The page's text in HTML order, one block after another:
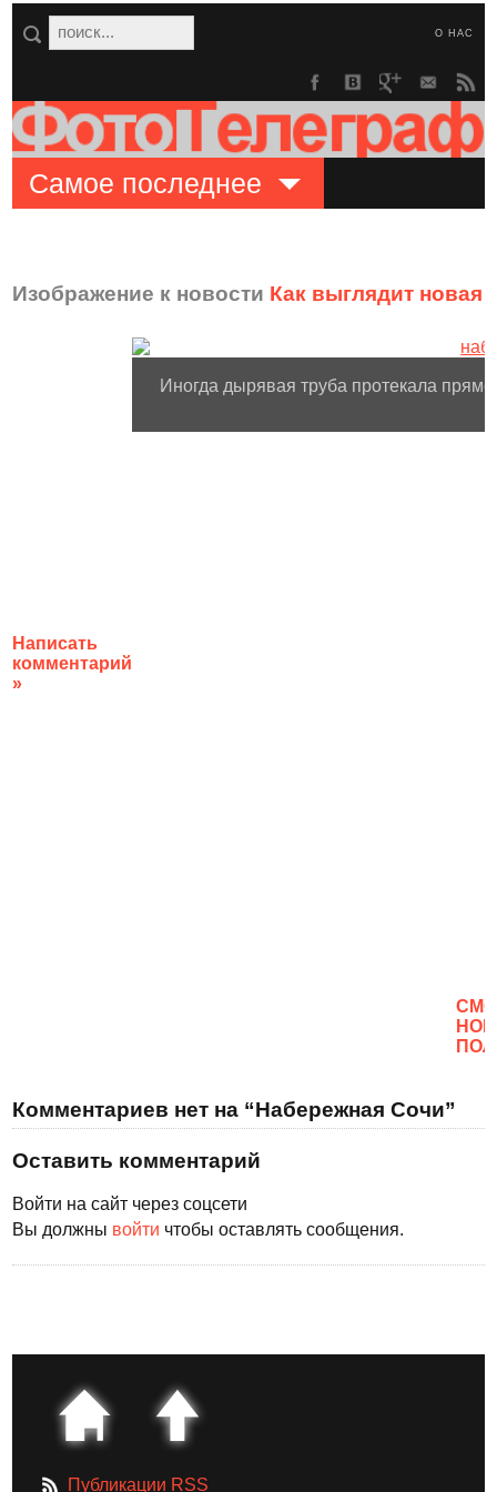
О НАС
Самое последнее
Изображение к новости Как выглядит новая
Написать
комментарий
»
Иногда дырявая труба протекала прямо
Комментариев нет на “Набережная Сочи”
Оставить комментарий
Войти на сайт через соцсети
Вы должны войти чтобы оставлять сообщения.
Публикации RSS